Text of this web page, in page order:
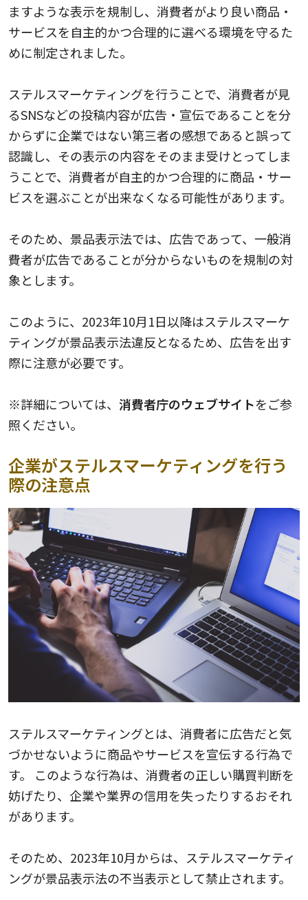
ますような表示を規制し、消費者がより良い商品・
サービスを自主的かつ合理的に選べる環境を守るた
めに制定されました。
ステルスマーケティングを行うことで、消費者が見
るSNSなどの投稿内容が広告・宣伝であることを分
からずに企業ではない第三者の感想であると誤って
認識し、その表示の内容をそのまま受けとってしま
うことで、消費者が自主的かつ合理的に商品・サー
ビスを選ぶことが出来なくなる可能性があります。
そのため、景品表示法では、広告であって、一般消
費者が広告であることが分からないものを規制の対
象とします。
このように、2023年10月1日以降はステルスマーケ
ティングが景品表示法違反となるため、広告を出す
際に注意が必要です。
※詳細については、 消費者庁のウェブサイトをご参
照ください。
企業がステルスマーケティングを行う
際の注意点
ステルスマーケティングとは、消費者に広告だと気
づかせないように商品やサービスを宣伝する行為で
す。 このような行為は、消費者の正しい購買判断を
妨げたり、企業や業界の信用を失ったりするおそれ
があります。
そのため、2023年10月からは、ステルスマーケティ
ングが景品表示法の不当表示として禁止されます。